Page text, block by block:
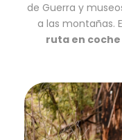
de Guerra y
a las montañas.
ruta en